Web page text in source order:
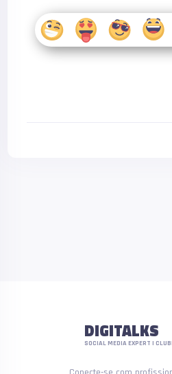
DIGITALKS
SOCIAL MEDIA EXPERT |